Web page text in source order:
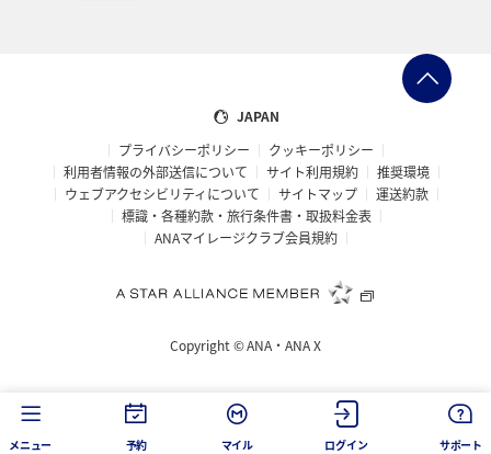
JAPAN
プライバシーポリシー
クッキーポリシー
利用者情報の外部送信について
サイト利用規約
推奨環境
ウェブアクセシビリティについて
サイトマップ
運送約款
標識・各種約款・旅行条件書・取扱料金表
ANAマイレージクラブ会員規約
Copyright ©ANA・ANA X
メニュー 予約 マイル ログイン サポート